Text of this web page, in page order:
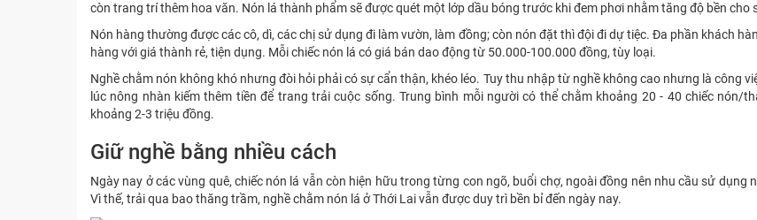
còn trang trí thêm hoa văn. Nón lá thành phẩm sẽ được quét một lớp dầu bóng trước khi đem phơi nhằm tăng độ bền cho
Nón hàng thường được các cô, dì, các chị sử dụng đi làm vườn, làm đồng; còn nón đặt thì đội đi dự tiệc. Đa phần khách
hàng với giá thành rẻ, tiện dụng. Mỗi chiếc nón lá có giá bán dao động từ 50.000-100.000 đồng, tùy loại.
Nghề chằm nón không khó nhưng đòi hỏi phải có sự cẩn thận, khéo léo. Tuy thu nhập từ nghề không cao nhưng là công
lúc nông nhàn kiếm thêm tiền để trang trải cuộc sống. Trung bình mỗi người có thể chằm khoảng 20 - 40 chiếc nón/
khoảng 2-3 triệu đồng.
Giữ nghề bằng nhiều cách
Ngày nay ở các vùng quê, chiếc nón lá vẫn còn hiện hữu trong từng con ngõ, buổi chợ, ngoài đồng nên nhu cầu sử dụng
Vì thế, trải qua bao thăng trầm, nghề chằm nón lá ở Thới Lai vẫn được duy trì bền bỉ đến ngày nay.